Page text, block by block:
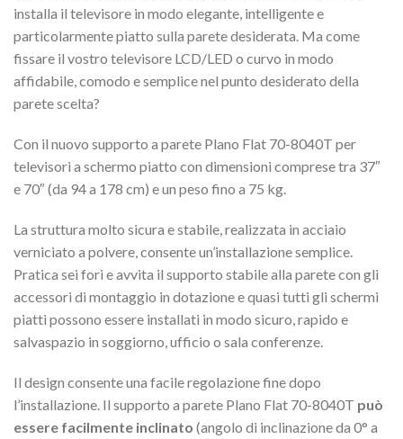
installa il televisore in modo elegante, intelligente e
particolarmente piatto sulla parete desiderata. Ma come
fissare il vostro televisore LCD/LED o curvo in modo
affidabile, comodo e semplice nel punto desiderato della
parete scelta?
Con il nuovo supporto a parete Plano Flat 70-8040T per
televisori a schermo piatto con dimensioni comprese tra 37″
e 70″ (da 94 a 178 cm) e un peso fino a 75 kg.
La struttura molto sicura e stabile, realizzata in acciaio
verniciato a polvere, consente un’installazione semplice.
Pratica sei fori e avvita il supporto stabile alla parete con gli
accessori di montaggio in dotazione e quasi tutti gli schermi
piatti possono essere installati in modo sicuro, rapido e
salvaspazio in soggiorno, ufficio o sala conferenze.
Il design consente una facile regolazione fine dopo
l’installazione. Il supporto a parete Plano Flat 70-8040T può
essere facilmente inclinato (angolo di inclinazione da 0° a